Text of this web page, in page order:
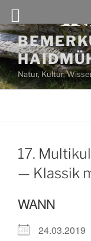
Zum
Inhalt
springen
Natur, Kultur,
17.
— Klassik
WANN
24.03.2019